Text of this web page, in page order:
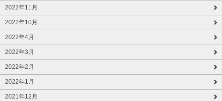
2022年11月
2022年10月
2022年4月
2022年3月
2022年2月
2022年1月
2021年12月